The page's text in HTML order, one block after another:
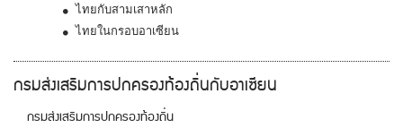
ไทยกับสามเสาหลัก
ไทยในกรอบอาเซียน
กรมส่งเสริมการปกครองท้องถิ่นกับอาเซียน
กรมส่งเสริมการปกครองท้องถิ่น